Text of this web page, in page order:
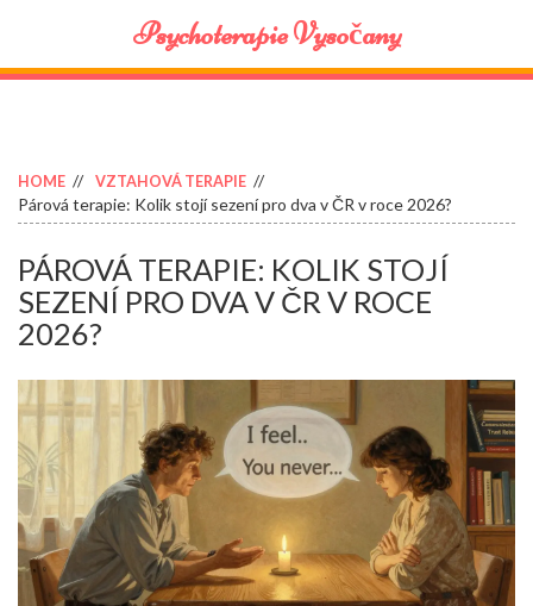
Psychoterapie Vysočany
HOME VZTAHOVÁ TERAPIE
Párová terapie: Kolik stojí sezení pro dva v ČR v roce 2026?
PÁROVÁ TERAPIE: KOLIK STOJÍ
SEZENÍ PRO DVA V ČR V ROCE
2026?